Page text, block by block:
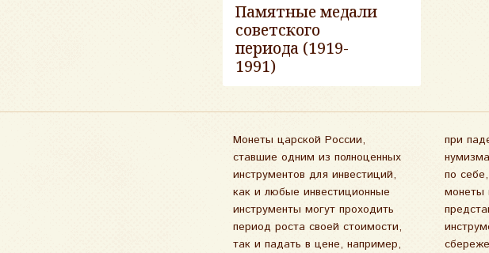
Памятные медали
советского
периода (1919-
1991)
Монеты царской России,
ставшие одним из полноценных
инструментов для инвестиций,
как и любые инвестиционные
инструменты могут проходить
период роста своей стоимости,
так и падать в цене, например,
при падении всего
нумизматического рынка. Сами
по себе, например, серебряные
монеты царской России
представляют удобный
инструмент для хранения своих
сбережений: им не требуется
царских монет. В наши задачи
входит отслеживать продажи
таких монет, определять их
инвестиционную
привлекательность и
консультировать потенциальных
покупателей о возможности и